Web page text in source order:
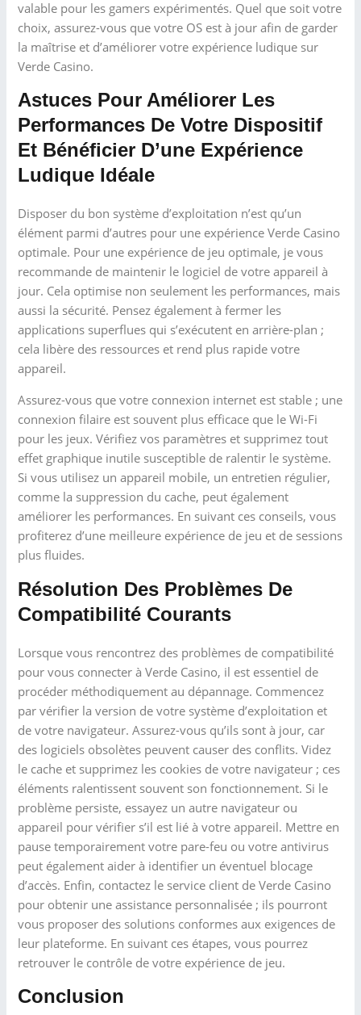
valable pour les gamers expérimentés. Quel que soit votre
choix, assurez-vous que votre OS est à jour afin de garder
la maîtrise et d’améliorer votre expérience ludique sur
Verde Casino.
Astuces Pour Améliorer Les
Performances De Votre Dispositif
Et Bénéficier D’une Expérience
Ludique Idéale
Disposer du bon système d’exploitation n’est qu’un
élément parmi d’autres pour une expérience Verde Casino
optimale. Pour une expérience de jeu optimale, je vous
recommande de maintenir le logiciel de votre appareil à
jour. Cela optimise non seulement les performances, mais
aussi la sécurité. Pensez également à fermer les
applications superflues qui s’exécutent en arrière-plan ;
cela libère des ressources et rend plus rapide votre
appareil.
Assurez-vous que votre connexion internet est stable ; une
connexion filaire est souvent plus efficace que le Wi-Fi
pour les jeux. Vérifiez vos paramètres et supprimez tout
effet graphique inutile susceptible de ralentir le système.
Si vous utilisez un appareil mobile, un entretien régulier,
comme la suppression du cache, peut également
améliorer les performances. En suivant ces conseils, vous
profiterez d’une meilleure expérience de jeu et de sessions
plus fluides.
Résolution Des Problèmes De
Compatibilité Courants
Lorsque vous rencontrez des problèmes de compatibilité
pour vous connecter à Verde Casino, il est essentiel de
procéder méthodiquement au dépannage. Commencez
par vérifier la version de votre système d’exploitation et
de votre navigateur. Assurez-vous qu’ils sont à jour, car
des logiciels obsolètes peuvent causer des conflits. Videz
le cache et supprimez les cookies de votre navigateur ; ces
éléments ralentissent souvent son fonctionnement. Si le
problème persiste, essayez un autre navigateur ou
appareil pour vérifier s’il est lié à votre appareil. Mettre en
pause temporairement votre pare-feu ou votre antivirus
peut également aider à identifier un éventuel blocage
d’accès. Enfin, contactez le service client de Verde Casino
pour obtenir une assistance personnalisée ; ils pourront
vous proposer des solutions conformes aux exigences de
leur plateforme. En suivant ces étapes, vous pourrez
retrouver le contrôle de votre expérience de jeu.
Conclusion